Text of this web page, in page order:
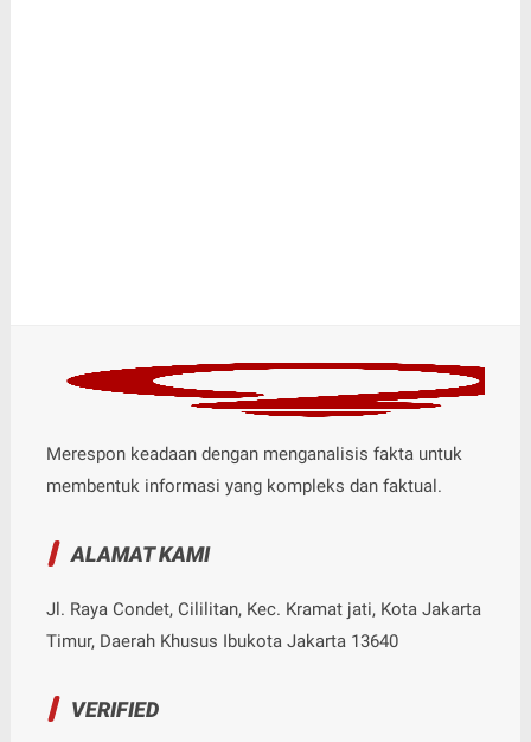
Merespon keadaan dengan menganalisis fakta untuk
membentuk informasi yang kompleks dan faktual.
ALAMAT KAMI
Jl. Raya Condet, Cililitan, Kec. Kramat jati, Kota Jakarta
Timur, Daerah Khusus Ibukota Jakarta 13640
VERIFIED